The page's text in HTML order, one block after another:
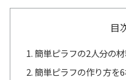
目
簡単ピラフの2人分の
簡単ピラフの作り方を